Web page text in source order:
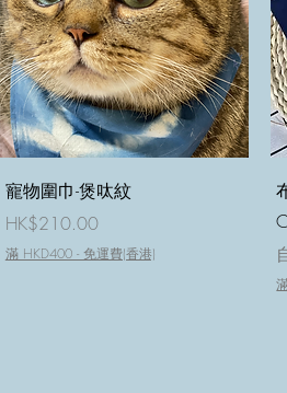
快速瀏覽
寵物圍巾-煲呔紋
價格
HK$210.00
滿 HKD400 - 免運費(香港)